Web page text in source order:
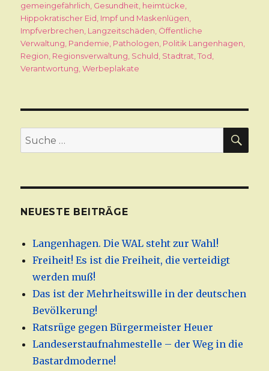
gemeingefährlich, Gesundheit, heimtücke,
Hippokratischer Eid, Impf und Maskenlügen,
Impfverbrechen, Langzeitschäden, Öffentliche
Verwaltung, Pandemie, Pathologen, Politik Langenhagen,
Region, Regionsverwaltung, Schuld, Stadtrat,Tod,
Verantwortung,Werbeplakate
Suche
nach:
NEUESTE BEITRÄGE
Langenhagen. Die WAL steht zur Wahl!
Freiheit! Es ist die Freiheit, die verteidigt
werden muß!
Das ist der Mehrheitswille in der deutschen
Bevölkerung!
Ratsrüge gegen Bürgermeister Heuer
Landeserstaufnahmestelle – der Weg in die
Bastardmoderne!